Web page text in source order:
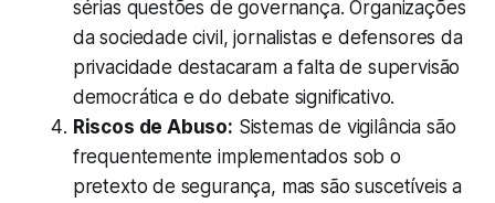
sérias questões de governança. Organizações
da sociedade civil, jornalistas e defensores da
privacidade destacaram a falta de supervisão
democrática e do debate significativo.
Riscos de Abuso: Sistemas de vigilância são
frequentemente implementados sob o
pretexto de segurança, mas são suscetíveis a